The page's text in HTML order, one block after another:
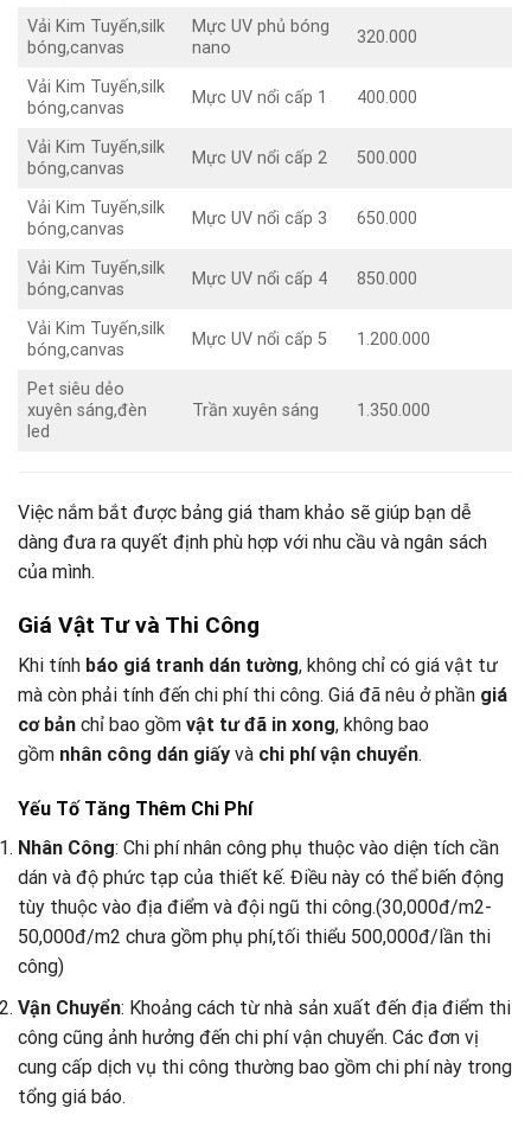
Vải Kim Tuyến,silk
bóng,canvas
Mực UV phủ bóng
nano
320.000
Vải Kim Tuyến,silk
bóng,canvas
Mực UV nổi cấp 1 400.000
Vải Kim Tuyến,silk
bóng,canvas
Mực UV nổi cấp 2 500.000
Vải Kim Tuyến,silk
bóng,canvas
Mực UV nổi cấp 3 650.000
Vải Kim Tuyến,silk
bóng,canvas
Mực UV nổi cấp 4 850.000
Vải Kim Tuyến,silk
bóng,canvas
Mực UV nổi cấp 5 1.200.000
Pet siêu dẻo
xuyên sáng,đèn
led
Trần xuyên sáng 1.350.000
Việc nắm bắt được bảng giá tham khảo sẽ giúp bạn dễ
dàng đưa ra quyết định phù hợp với nhu cầu và ngân sách
của mình.
Giá Vật Tư và Thi Công
Khi tính báo giá tranh dán tường, không chỉ có giá vật tư
mà còn phải tính đến chi phí thi công. Giá đã nêu ở phần giá
cơ bản chỉ bao gồm vật tư đã in xong, không bao
gồm nhân công dán giấy và chi phí vận chuyển.
Yếu Tố Tăng Thêm Chi Phí
Nhân Công: Chi phí nhân công phụ thuộc vào diện tích cần
dán và độ phức tạp của thiết kế. Điều này có thể biến động
tùy thuộc vào địa điểm và đội ngũ thi công.(30,000đ/m2-
50,000đ/m2 chưa gồm phụ phí,tối thiểu 500,000đ/lần thi
công)
Vận Chuyển: Khoảng cách từ nhà sản xuất đến địa điểm thi
công cũng ảnh hưởng đến chi phí vận chuyển. Các đơn vị
cung cấp dịch vụ thi công thường bao gồm chi phí này trong
tổng giá báo.